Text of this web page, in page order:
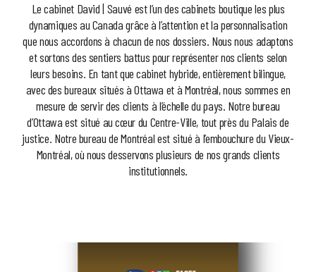
Le cabinet David | Sauvé est l’un des cabinets boutique les plus
dynamiques au Canada grâce à l’attention et la personnalisation
que nous accordons à chacun de nos dossiers. Nous nous adaptons
et sortons des sentiers battus pour représenter nos clients selon
leurs besoins. En tant que cabinet hybride, entièrement bilingue,
avec des bureaux situés à Ottawa et à Montréal, nous sommes en
mesure de servir des clients à l’échelle du pays. Notre bureau
d’Ottawa est situé au cœur du Centre-Ville, tout près du Palais de
justice. Notre bureau de Montréal est situé à l’embouchure du Vieux-
Montréal, où nous desservons plusieurs de nos grands clients
institutionnels.